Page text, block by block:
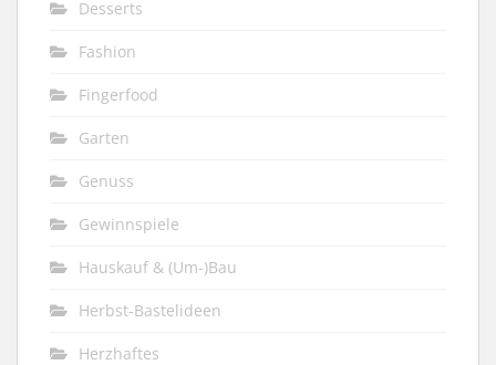
Desserts
Fashion
Fingerfood
Garten
Genuss
Gewinnspiele
Hauskauf & (Um-)Bau
Herbst-Bastelideen
Herzhaftes